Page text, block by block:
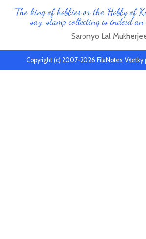
"The king of hobbies or the 'Hobby of
say, stamp collecting is indeed
Saronyo Lal
Copyright (c) 2007-2026 FilaNotes, Všetky